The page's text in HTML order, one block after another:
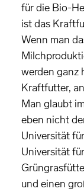
für die Bio-
ist das
Wenn man
werden ganz
Kraftfutter,
Man glaubt
eben nicht
Universität
Universität
und einen